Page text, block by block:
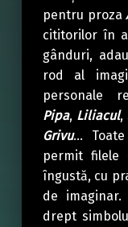
pentru proza
cititorilor în
gânduri,
rod al
personale
Pipa, Liliacul,
Grivu…
permit filele
îngustă, cu
de
drept